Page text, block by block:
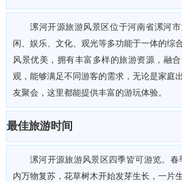
漯河开源旅游风景区位于河南省漯河
闲、娱乐、文化、观光等多功能于一体的综
风景优美，拥有丰富多样的旅游资源，融
观，能够满足不同游客的需求，无论是家庭
友聚会，这里都能提供丰富的游玩体验。
最佳旅游时间
漯河开源旅游风景区四季皆可游览。
内万物复苏，花草树木开始发芽生长，一片